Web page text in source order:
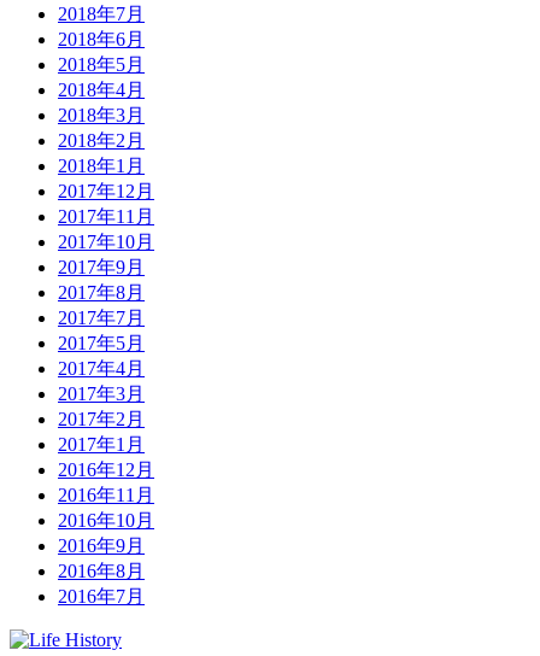
2018年7月
2018年6月
2018年5月
2018年4月
2018年3月
2018年2月
2018年1月
2017年12月
2017年11月
2017年10月
2017年9月
2017年8月
2017年7月
2017年5月
2017年4月
2017年3月
2017年2月
2017年1月
2016年12月
2016年11月
2016年10月
2016年9月
2016年8月
2016年7月